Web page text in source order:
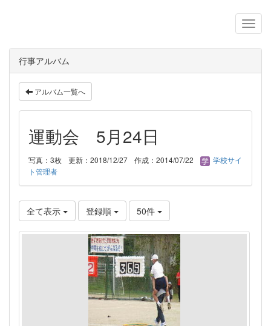
行事アルバム
アルバム一覧へ
運動会 5月24日
写真：3枚 更新：2018/12/27 作成：2014/07/22
学校サイ
ト管理者
全て表示 登録順 50件